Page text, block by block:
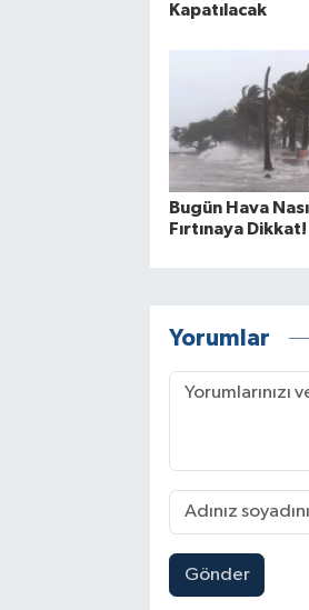
Kapatılacak
Bugün Hava
Fırtınaya Dikkat!
Yorumlar
Gönder